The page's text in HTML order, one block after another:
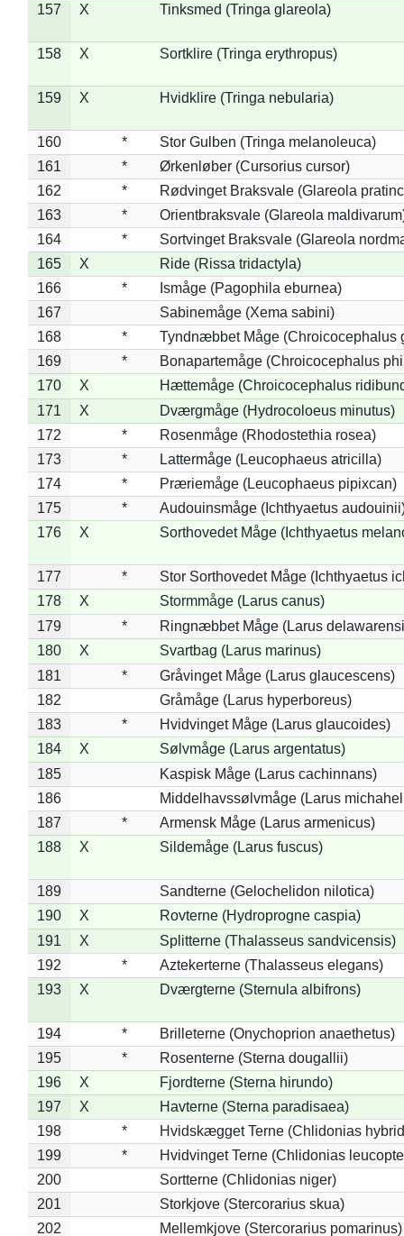
157
X Tinksmed (Tringa glareola)
158 X Sortklire (Tringa erythropus)
159 X Hvidklire (Tringa nebularia)
160 *
Stor Gulben (Tringa melanoleuca)
161
*
Ørkenløber (Cursorius cursor)
162
*
Rødvinget Braksvale (Glareola
163
*
Orientbraksvale (Glareola
164
*
Sortvinget Braksvale (Glareola
165
X
Ride (Rissa tridactyla)
166
*
Ismåge (Pagophila eburnea)
167
Sabinemåge (Xema sabini)
168
*
Tyndnæbbet Måge (Chroicocephalus
169
*
Bonapartemåge (Chroicocephalus
170
X
Hættemåge (Chroicocephalus
171
X
Dværgmåge (Hydrocoloeus minutus)
172
*
Rosenmåge (Rhodostethia rosea)
173
*
Lattermåge (Leucophaeus atricilla)
174
*
Præriemåge (Leucophaeus pipixcan)
175
*
Audouinsmåge (Ichthyaetus
176
X Sorthovedet Måge (Ichthyaetus
177 *
Stor Sorthovedet Måge (Ichthyaetus
178
X
Stormmåge (Larus canus)
179
*
Ringnæbbet Måge (Larus
180
X
Svartbag (Larus marinus)
181
*
Gråvinget Måge (Larus glaucescens)
182
Gråmåge (Larus hyperboreus)
183
*
Hvidvinget Måge (Larus glaucoides)
184
X
Sølvmåge (Larus argentatus)
185
Kaspisk Måge (Larus cachinnans)
186
Middelhavssølvmåge (Larus
187
*
Armensk Måge (Larus armenicus)
188
X Sildemåge (Larus fuscus)
189
Sandterne (Gelochelidon nilotica)
190
X
Rovterne (Hydroprogne caspia)
191
X
Splitterne (Thalasseus sandvicensis)
192
*
Aztekerterne (Thalasseus elegans)
193
X Dværgterne (Sternula albifrons)
194 *
Brilleterne (Onychoprion anaethetus)
195
*
Rosenterne (Sterna dougallii)
196
X
Fjordterne (Sterna hirundo)
197
X
Havterne (Sterna paradisaea)
198
*
Hvidskægget Terne (Chlidonias
199
*
Hvidvinget Terne (Chlidonias
200
Sortterne (Chlidonias niger)
201
Storkjove (Stercorarius skua)
202
Mellemkjove (Stercorarius pomarinus)